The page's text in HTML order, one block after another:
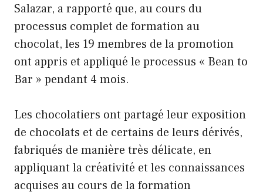
Salazar, a rapporté que, au cours du
processus complet de formation au
chocolat, les 19 membres de la promotion
ont appris et appliqué le processus « Bean to
Bar » pendant 4 mois.
Les chocolatiers ont partagé leur exposition
de chocolats et de certains de leurs dérivés,
fabriqués de manière très délicate, en
appliquant la créativité et les connaissances
acquises au cours de la formation